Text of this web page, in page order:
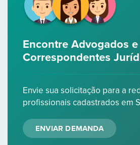
Encontre Advogados e
Correspondentes
Envie sua solicitação para a
profissionais cadastrados em
ENVIAR DEMANDA